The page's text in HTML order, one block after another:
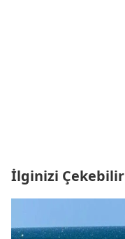
İlginizi Çekebilir